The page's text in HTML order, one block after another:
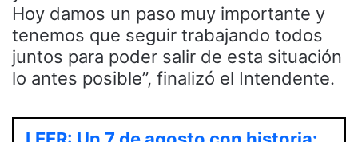
Hoy damos un paso muy importante y
tenemos que seguir trabajando todos
juntos para poder salir de esta situación
lo antes posible”, finalizó el Intendente.